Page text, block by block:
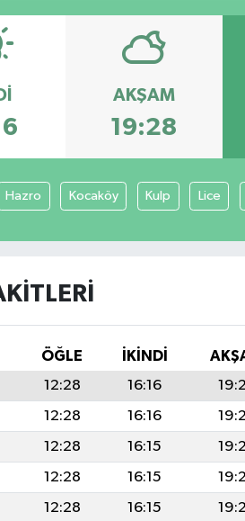
AKŞAM
19:28
Hazro Kocaköy Kulp Lice
ÖĞLE İKINDI
12:28 16:16
12:28 16:16
12:28 16:15
12:28 16:15
12:28 16:15